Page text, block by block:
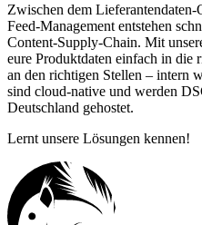
Zwischen dem
Feed-Management entstehen
Content-Supply-Chain. Mit
eure Produktdaten einfach in die
an den richtigen Stellen – intern
sind cloud-native und werden
Deutschland gehostet.
Lernt unsere Lösungen kennen!